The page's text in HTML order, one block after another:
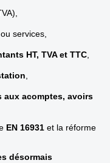
services,
HT, TVA et TTC
aux acomptes, avoirs
EN 16931 et la réforme
désormais